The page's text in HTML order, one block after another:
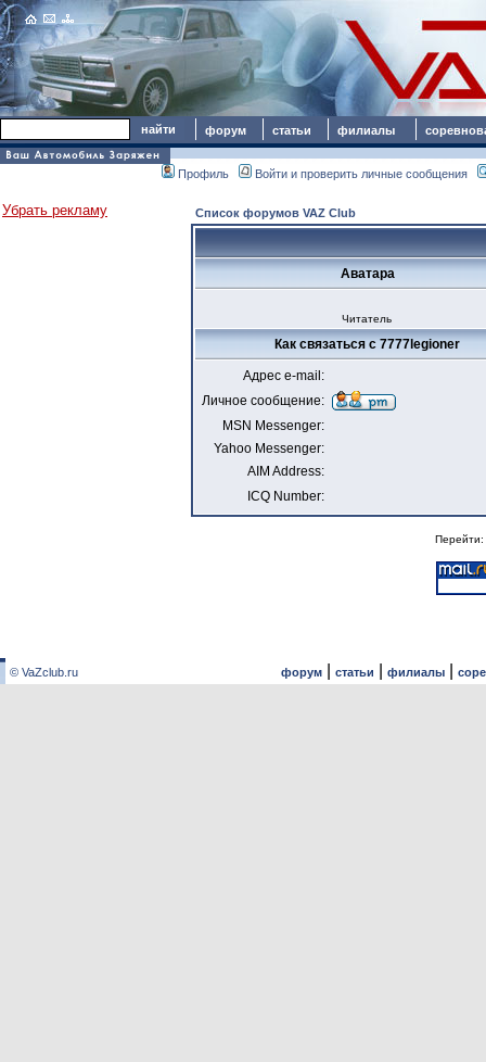
форум статьи филиалы
Профиль Войти и проверить личные сообщения
Убрать рекламу Список форумов VAZ Club
Аватара
Читатель
Как связаться с 7777legioner
Адрес e-mail:
Личное сообщение:
MSN Messenger:
Yahoo Messenger:
AIM Address:
ICQ Number:
Перейти:
© VaZclub.ru форум| статьи филиалы|